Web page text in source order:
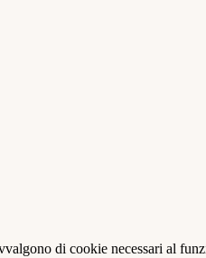
di cookie necessari al